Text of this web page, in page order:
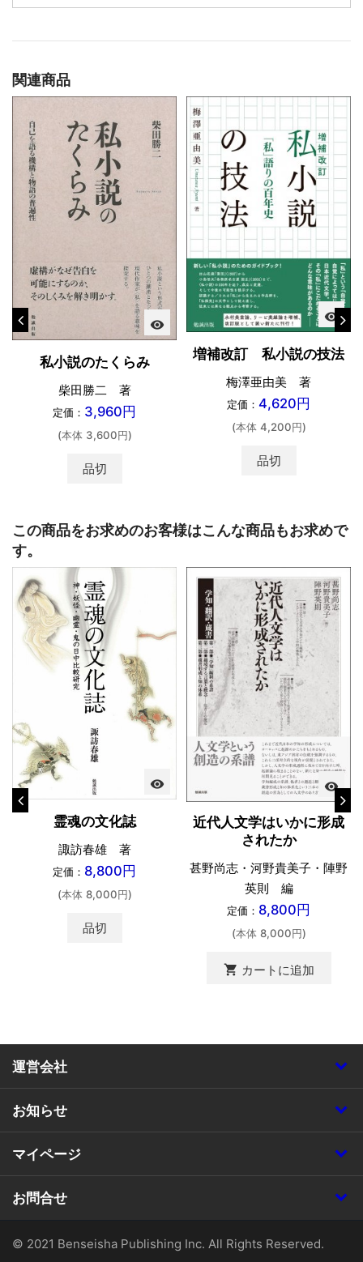
関連商品
visibility
私小説のたくらみ
柴田勝二 著
定価： 3,960円
(本体 3,600円)
品切
visibility
増補改訂 私小説の技法
梅澤亜由美 著
定価： 4,620円
(本体 4,200円)
品切
この商品をお求めのお客様はこんな商品もお求めで
す。
visibility
霊魂の文化誌
諏訪春雄 著
定価： 8,800円
(本体 8,000円)
品切
visibility
近代人文学はいかに形成
されたか
甚野尚志・河野貴美子・陣野
英則 編
定価： 8,800円
(本体 8,000円)
shopping_cart カートに追加
運営会社
お知らせ
マイページ
お問合せ
© 2021 Benseisha Publishing Inc. All Rights Reserved.